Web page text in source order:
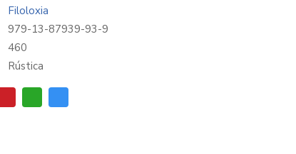
Filoloxia
979-13-87939-93-9
460
Rústica